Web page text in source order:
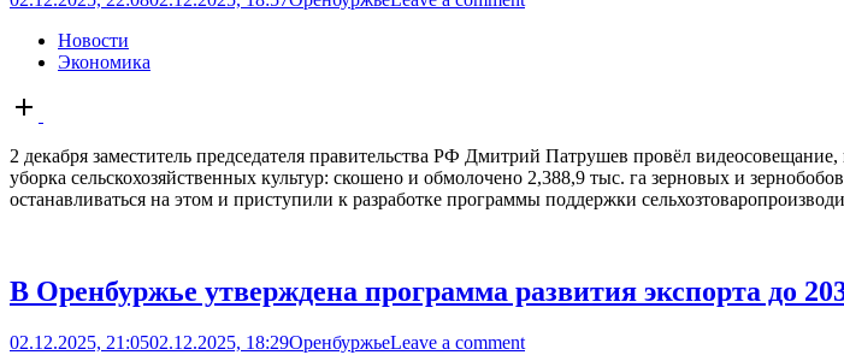
Новости
Экономика
Open
post
2 декабря заместитель председателя правительства РФ Дмитрий Патрушев провёл
уборка сельскохозяйственных культур: скошено и обмолочено 2,388,9 тыс. га зерновых и
останавливаться на этом и приступили к разработке программы поддержки
В Оренбуржье утверждена программа развития экспорта до
02.12.2025, 21:0502.12.2025, 18:29ОренбуржьеLeave a comment